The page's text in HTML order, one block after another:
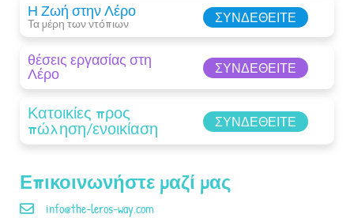
Επικοινωνήστε μαζί μας
info@the-leros-way.com
Η Ζωή στην Λέρο
Τα μέρη των ντόπιων ΣΥΝΔΕΘΕΊΤΕ
θέσεις εργασίας στη
Λέρο ΣΥΝΔΕΘΕΊΤΕ
Κατοικίες προς
πώληση/ενοικίαση ΣΥΝΔΕΘΕΊΤΕ